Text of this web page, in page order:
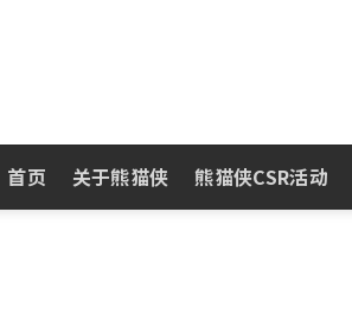
首页 关于熊猫侠 熊猫侠CSR活动